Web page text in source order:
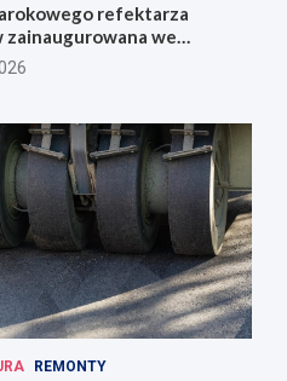
refektarza
zainaugurowana we
REMONTY